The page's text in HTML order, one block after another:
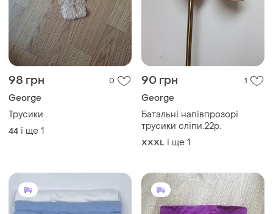
98 грн 0
George
Трусики .
44 і ще 1
Батальні напівпрозорі
трусики сліпи.22р.
XXXL і ще 1